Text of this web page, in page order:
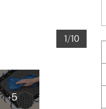
1/10
+5